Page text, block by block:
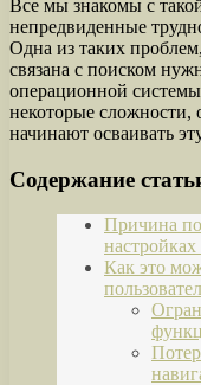
Все мы знакомы с
непредвиденные
Одна из таких
связана с поиском
операционной
некоторые сложности,
начинают осваивать
Содержание
Причина
Как это